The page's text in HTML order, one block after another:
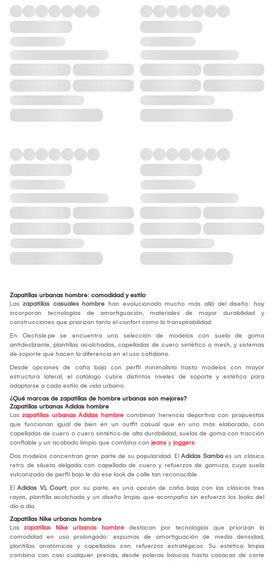
Zapatillas urbanas hombre: comodidad y estilo
Las zapatillas casuales hombre han evolucionado mucho más allá del diseño: hoy
incorporan tecnologías de amortiguación, materiales de mayor durabilidad y
construcciones que priorizan tanto el confort como la transpirabilidad.
En Oechsle.pe se encuentra una selección de modelos con suela de goma
antideslizante, plantillas acolchadas, capelladas de cuero sintético o mesh, y sistemas
de soporte que hacen la diferencia en el uso cotidiano.
Desde opciones de caña baja con perfil minimalista hasta modelos con mayor
estructura lateral, el catálogo cubre distintos niveles de soporte y estética para
adaptarse a cada estilo de vida urbano.
¿Qué marcas de zapatillas de hombre urbanas son mejores?
Zapatillas urbanas Adidas hombre
Las zapatillas urbanas Adidas hombre combinan herencia deportiva con propuestas
que funcionan igual de bien en un outfit casual que en uno más elaborado, con
capelladas de cuero o cuero sintético de alta durabilidad, suelas de goma con tracción
confiable y un acabado limpio que combina con jeans y joggers.
Dos modelos concentran gran parte de su popularidad. El Adidas Samba es un clásico
retro de silueta delgada con capellada de cuero y refuerzos de gamuza, cuya suela
vulcanizada de perfil bajo le da ese look de calle tan reconocible.
El Adidas VL Court, por su parte, es una opción de caña baja con las clásicas tres
rayas, plantilla acolchada y un diseño limpio que acompaña sin esfuerzo los looks del
día a día.
Zapatillas Nike urbanas hombre
Las zapatillas Nike urbanas hombre destacan por tecnologías que priorizan la
comodidad en uso prolongado: espumas de amortiguación de media densidad,
plantillas anatómicas y capelladas con refuerzos estratégicos. Su estética limpia
combina con casi cualquier prenda, desde poleras básicas hasta casacas de corte